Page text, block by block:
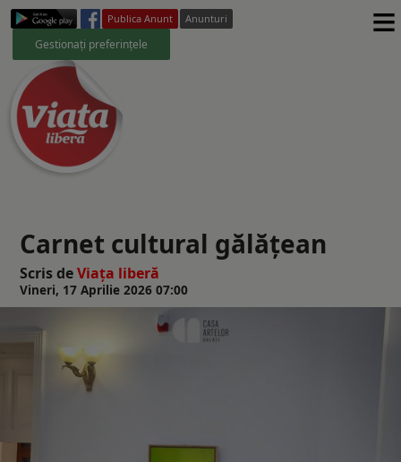
Publica Anunt Anunturi
Gestionați preferințele ≡
Carnet cultural gălăţean
Scris deViaţa liberă
Vineri, 17 Aprilie 2026 07:00